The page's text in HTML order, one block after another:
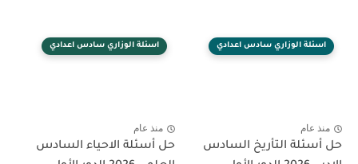
اسئلة الوزاري سادس اعدادي
منذ عام
حل أسئلة التأريخ السادس
اسئلة الوزاري سادس اعدادي
منذ عام
حل أسئلة الاحياء السادس